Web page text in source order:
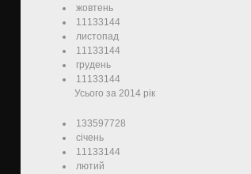
жовтень
11133144
листопад
11133144
грудень
11133144
Усього за 2014 рік
133597728
січень
11133144
лютий